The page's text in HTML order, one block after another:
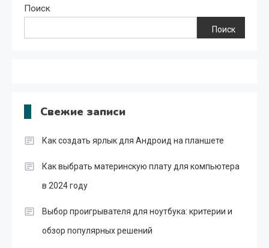
Поиск
Поиск
Свежие записи
Как создать ярлык для Андроид на планшете
Как выбрать материнскую плату для компьютера
в 2024 году
Выбор проигрывателя для ноутбука: критерии и
обзор популярных решений